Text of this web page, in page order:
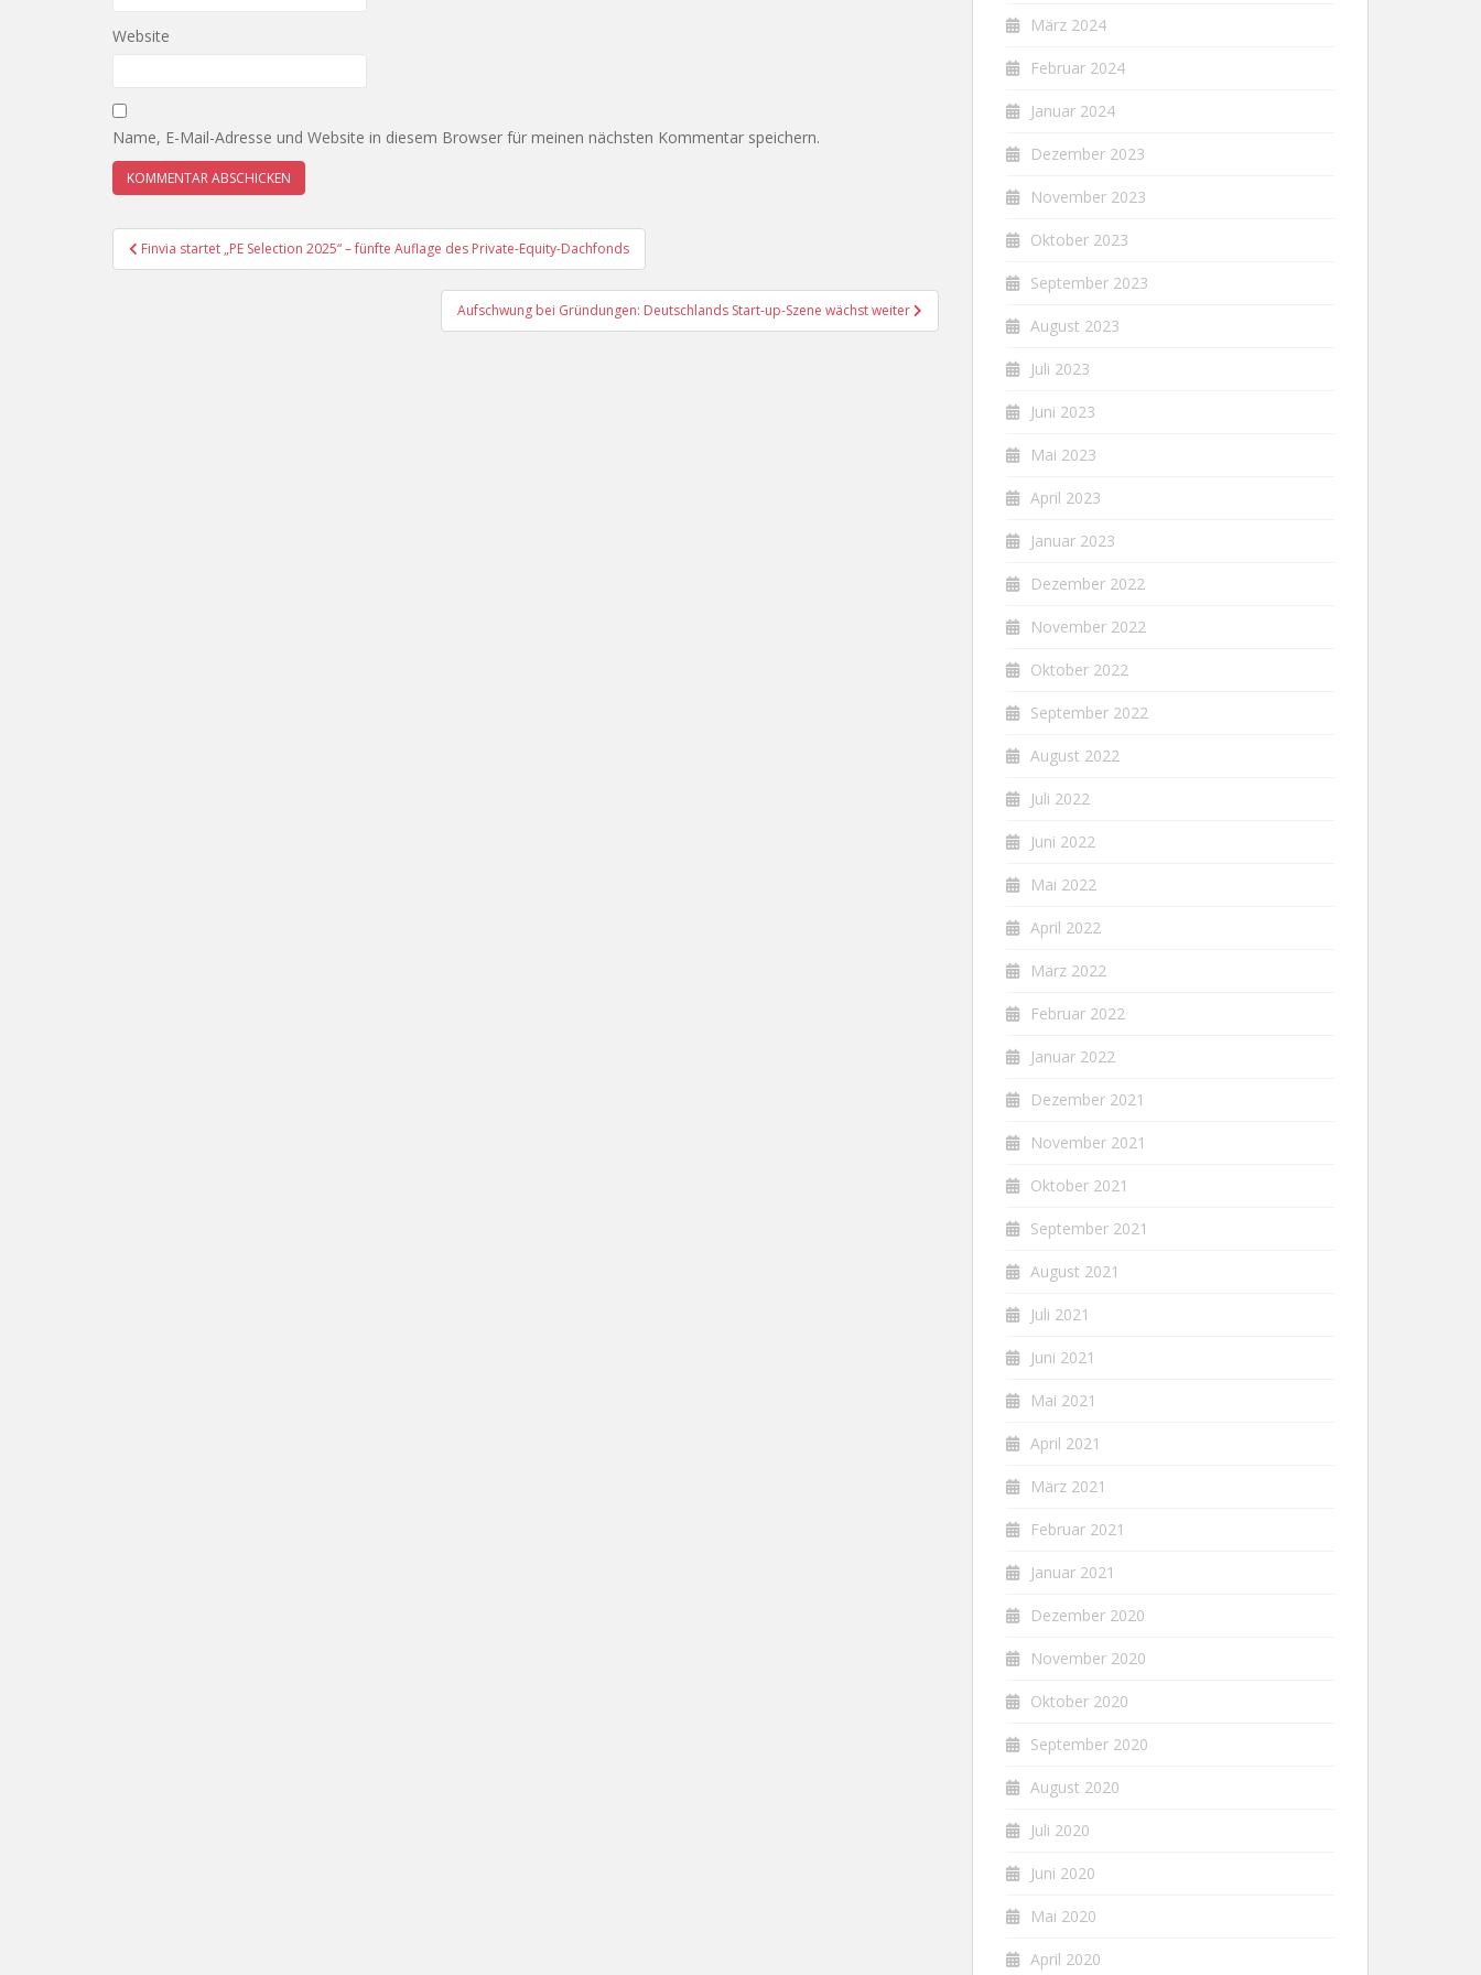
Website
Name, E-Mail-Adresse und Website in diesem Browser für meinen nächsten Kommentar speichern.
Beitragsnavigation
Finvia startet „PE Selection 2025“ – fünfte Auflage des Private-Equity-Dachfonds
Aufschwung bei Gründungen: Deutschlands Start-up-Szene wächst weiter
März 2024
Februar 2024
Januar 2024
Dezember 2023
November 2023
Oktober 2023
September 2023
August 2023
Juli 2023
Juni 2023
Mai 2023
April 2023
Januar 2023
Dezember 2022
November 2022
Oktober 2022
September 2022
August 2022
Juli 2022
Juni 2022
Mai 2022
April 2022
März 2022
Februar 2022
Januar 2022
Dezember 2021
November 2021
Oktober 2021
September 2021
August 2021
Juli 2021
Juni 2021
Mai 2021
April 2021
März 2021
Februar 2021
Januar 2021
Dezember 2020
November 2020
Oktober 2020
September 2020
August 2020
Juli 2020
Juni 2020
Mai 2020
April 2020